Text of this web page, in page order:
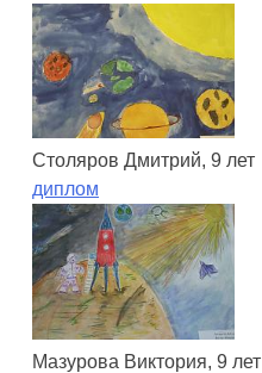
Столяров Дмитрий, 9 лет
диплом
Мазурова Виктория, 9 лет